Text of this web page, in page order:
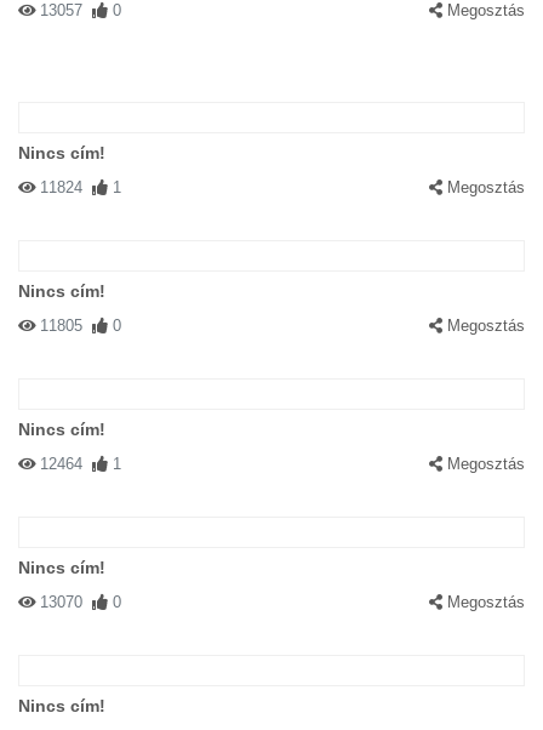
13057 0 Megosztás
Nincs cím!
11824 1 Megosztás
Nincs cím!
11805 0 Megosztás
Nincs cím!
12464 1 Megosztás
Nincs cím!
13070 0 Megosztás
Nincs cím!